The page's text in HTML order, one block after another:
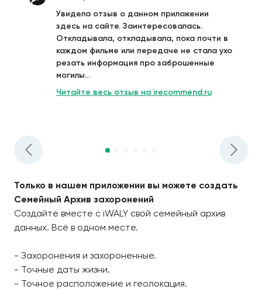
Увидела отзыв о данном приложении
здесь на сайте. Заинтересовалась.
Откладывала, откладывала, пока почти в
каждом фильме или передаче не стала ухо
резать информация про заброшенные
могилы...
Читайте весь отзыв на irecommend.ru
Только в нашем приложении вы можете создать
Семейный Архив захоронений
Создайте вместе с iWALY свой семейный архив
данных. Всё в одном месте.
- Захоронения и захороненные.
- Точные даты жизни.
- Точное расположение и геолокация.